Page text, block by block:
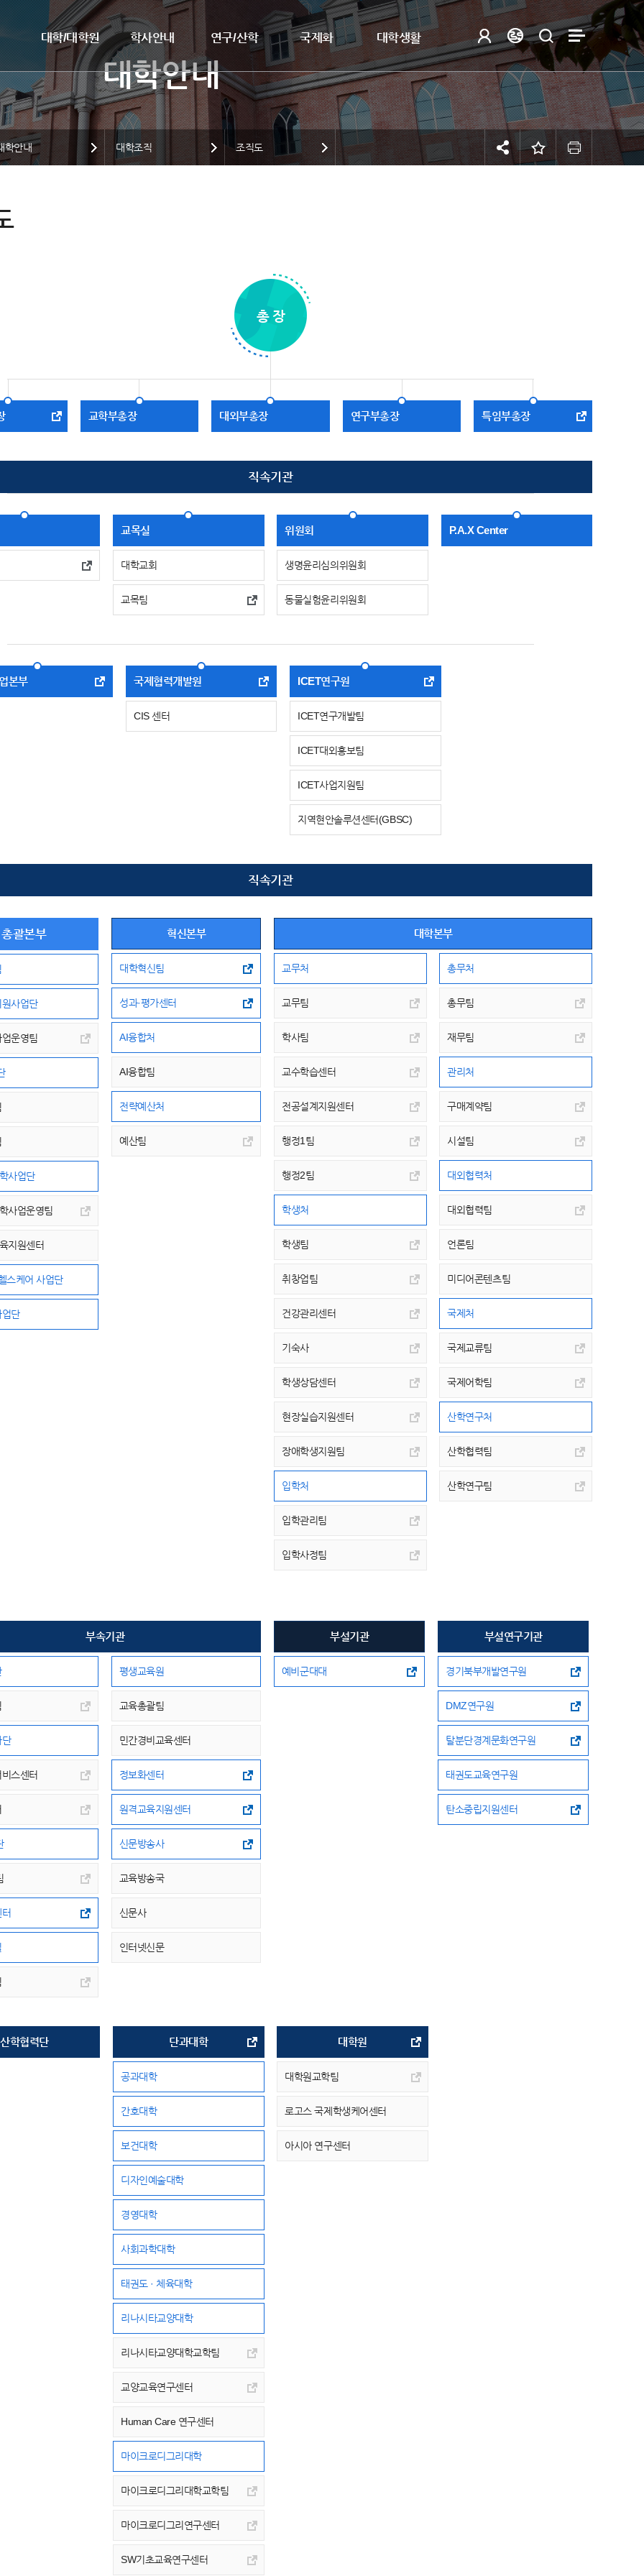
대학/대학원 학사안내 연구/산학 국제화 대학생활
학안내 대학조직 조직도
총 장
교학부총장 대외부총장 연구부총장 특임부총장
직속기관
교목실
대학교회
교목팀
위원회
생명윤리심의위원회
동물실험윤리위원회
P.A.X Center
본부 국제협력개발원
CIS 센터
ICET연구원
ICET연구개발팀
ICET대외홍보팀
ICET사업지원팀
지역현안솔루션센터(GBSC)
직속기관
총괄본부
사업단
운영팀
사업단
사업운영팀
지원센터
스케어 사업단
단
혁신본부
대학혁신팀
성과·평가센터
AI융합처
AI융합팀
전략예산처
예산팀
대학본부
교무처
교무팀
학사팀
교수학습센터
전공설계지원센터
행정1팀
행정2팀
총무처
총무팀
재무팀
관리처
구매계약팀
시설팀
대외협력처
대외협력팀
언론팀
미디어콘텐츠팀
학생처
학생팀
취창업팀
건강관리센터
기숙사
학생상담센터
현장실습지원센터
장애학생지원팀
국제처
국제교류팀
국제어학팀
산학연구처
산학협력팀
산학연구팀
입학처
입학관리팀
입학사정팀
부속기관
평생교육원
교육총괄팀
민간경비교육센터
단
스센터 정보화센터
원격교육지원센터
신문방송사
교육방송국
신문사
인터넷신문
부설기관
예비군대대
부설연구기관
경기북부개발연구원
DMZ연구원
탈분단경계문화연구원
태권도교육연구원
탄소중립지원센터
산학협력단 단과대학
공과대학
간호대학
보건대학
디자인예술대학
경영대학
사회과학대학
태권도 · 체육대학
리나시타교양대학
리나시타교양대학교학팀
교양교육연구센터
Human Care 연구센터
마이크로디그리대학
마이크로디그리대학교학팀
마이크로디그리연구센터
SW기초교육연구센터
대학원
대학원교학팀
로고스 국제학생케어센터
아시아 연구센터